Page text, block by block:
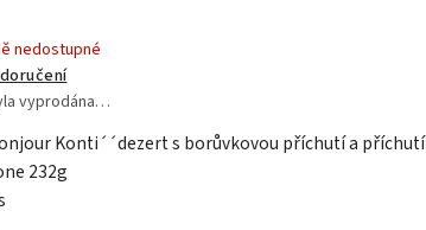
nedostupné
vyprodána…
Konti´´dezert s borůvkovou příchutí a příchutí
232g